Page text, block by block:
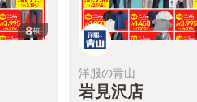
8枚
洋服の青山
岩見沢店